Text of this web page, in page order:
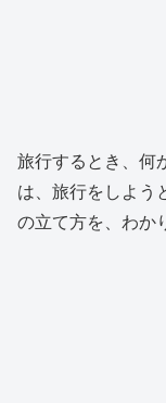
旅行するとき、何
は、旅行をしよう
の立て方を、わか